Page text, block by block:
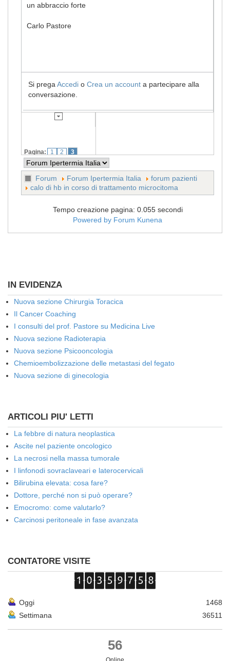
un abbraccio forte
Carlo Pastore
Si prega Accedi o Crea un account a partecipare alla
conversazione.
Pagina: 1 2 3
Forum Forum Ipertermia Italia
forum pazienti
calo di hb in corso di trattamento microcitoma
Tempo creazione pagina: 0.055 secondi
Powered by Forum Kunena
IN EVIDENZA
Nuova sezione Chirurgia Toracica
Il Cancer Coaching
I consulti del prof. Pastore su Medicina Live
Nuova sezione Radioterapia
Nuova sezione Psicooncologia
Chemioembolizzazione delle metastasi del fegato
Nuova sezione di ginecologia
ARTICOLI PIU' LETTI
La febbre di natura neoplastica
Ascite nel paziente oncologico
La necrosi nella massa tumorale
I linfonodi sovraclaveari e laterocervicali
Bilirubina elevata: cosa fare?
Dottore, perché non si può operare?
Emocromo: come valutarlo?
Carcinosi peritoneale in fase avanzata
CONTATORE VISITE
Oggi
1468
Settimana
36511
56